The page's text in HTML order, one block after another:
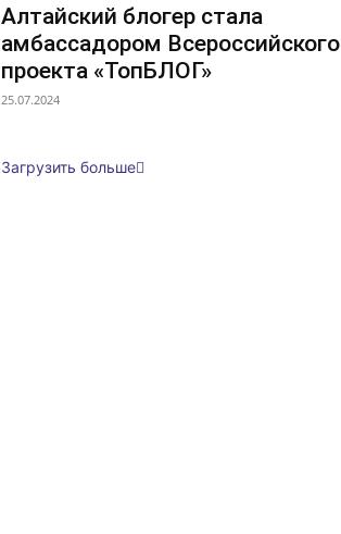
Алтайский блогер стала
амбассадором Всероссийского
проекта «ТопБЛОГ»
25.07.2024
Загрузить больше